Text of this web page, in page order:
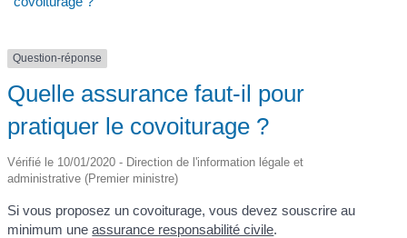
Question-réponse
Quelle assurance faut-il pour
pratiquer le covoiturage ?
Vérifié le 10/01/2020 - Direction de l'information légale et
administrative (Premier ministre)
Si vous proposez un covoiturage, vous devez souscrire au
minimum uneassurance responsabilité civile.